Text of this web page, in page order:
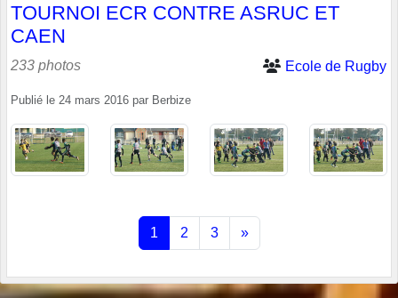
TOURNOI ECR CONTRE ASRUC ET
CAEN
233 photos Ecole de Rugby
Publié le 24 mars 2016 par Berbize
1 2 3 »